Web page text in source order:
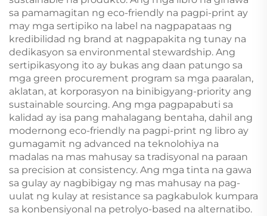
sa pamamagitan ng eco-friendly na pagpi-print ay
may mga sertipiko na label na nagpapataas ng
kredibilidad ng brand at nagpapakita ng tunay na
dedikasyon sa environmental stewardship. Ang
sertipikasyong ito ay bukas ang daan patungo sa
mga green procurement program sa mga paaralan,
aklatan, at korporasyon na binibigyang-priority ang
sustainable sourcing. Ang mga pagpapabuti sa
kalidad ay isa pang mahalagang bentaha, dahil ang
modernong eco-friendly na pagpi-print ng libro ay
gumagamit ng advanced na teknolohiya na
madalas na mas mahusay sa tradisyonal na paraan
sa precision at consistency. Ang mga tinta na gawa
sa gulay ay nagbibigay ng mas mahusay na pag-
uulat ng kulay at resistance sa pagkabulok kumpara
sa konbensiyonal na petrolyo-based na alternatibo.